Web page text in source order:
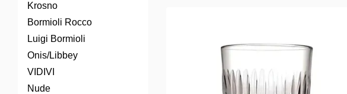
Krosno
Bormioli Rocco
Luigi Bormioli
Onis/Libbey
VIDIVI
Nude